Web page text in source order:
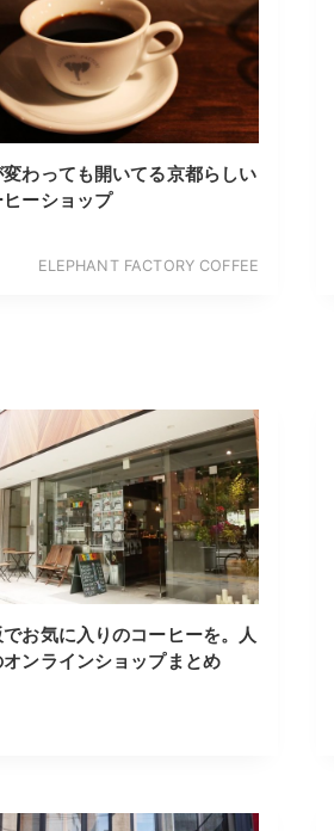
変わっても開いてる京都らしい
ヒーショップ
ELEPHANT FACTORY COFFEE
お気に入りのコーヒーを。人
ンラインショップまとめ